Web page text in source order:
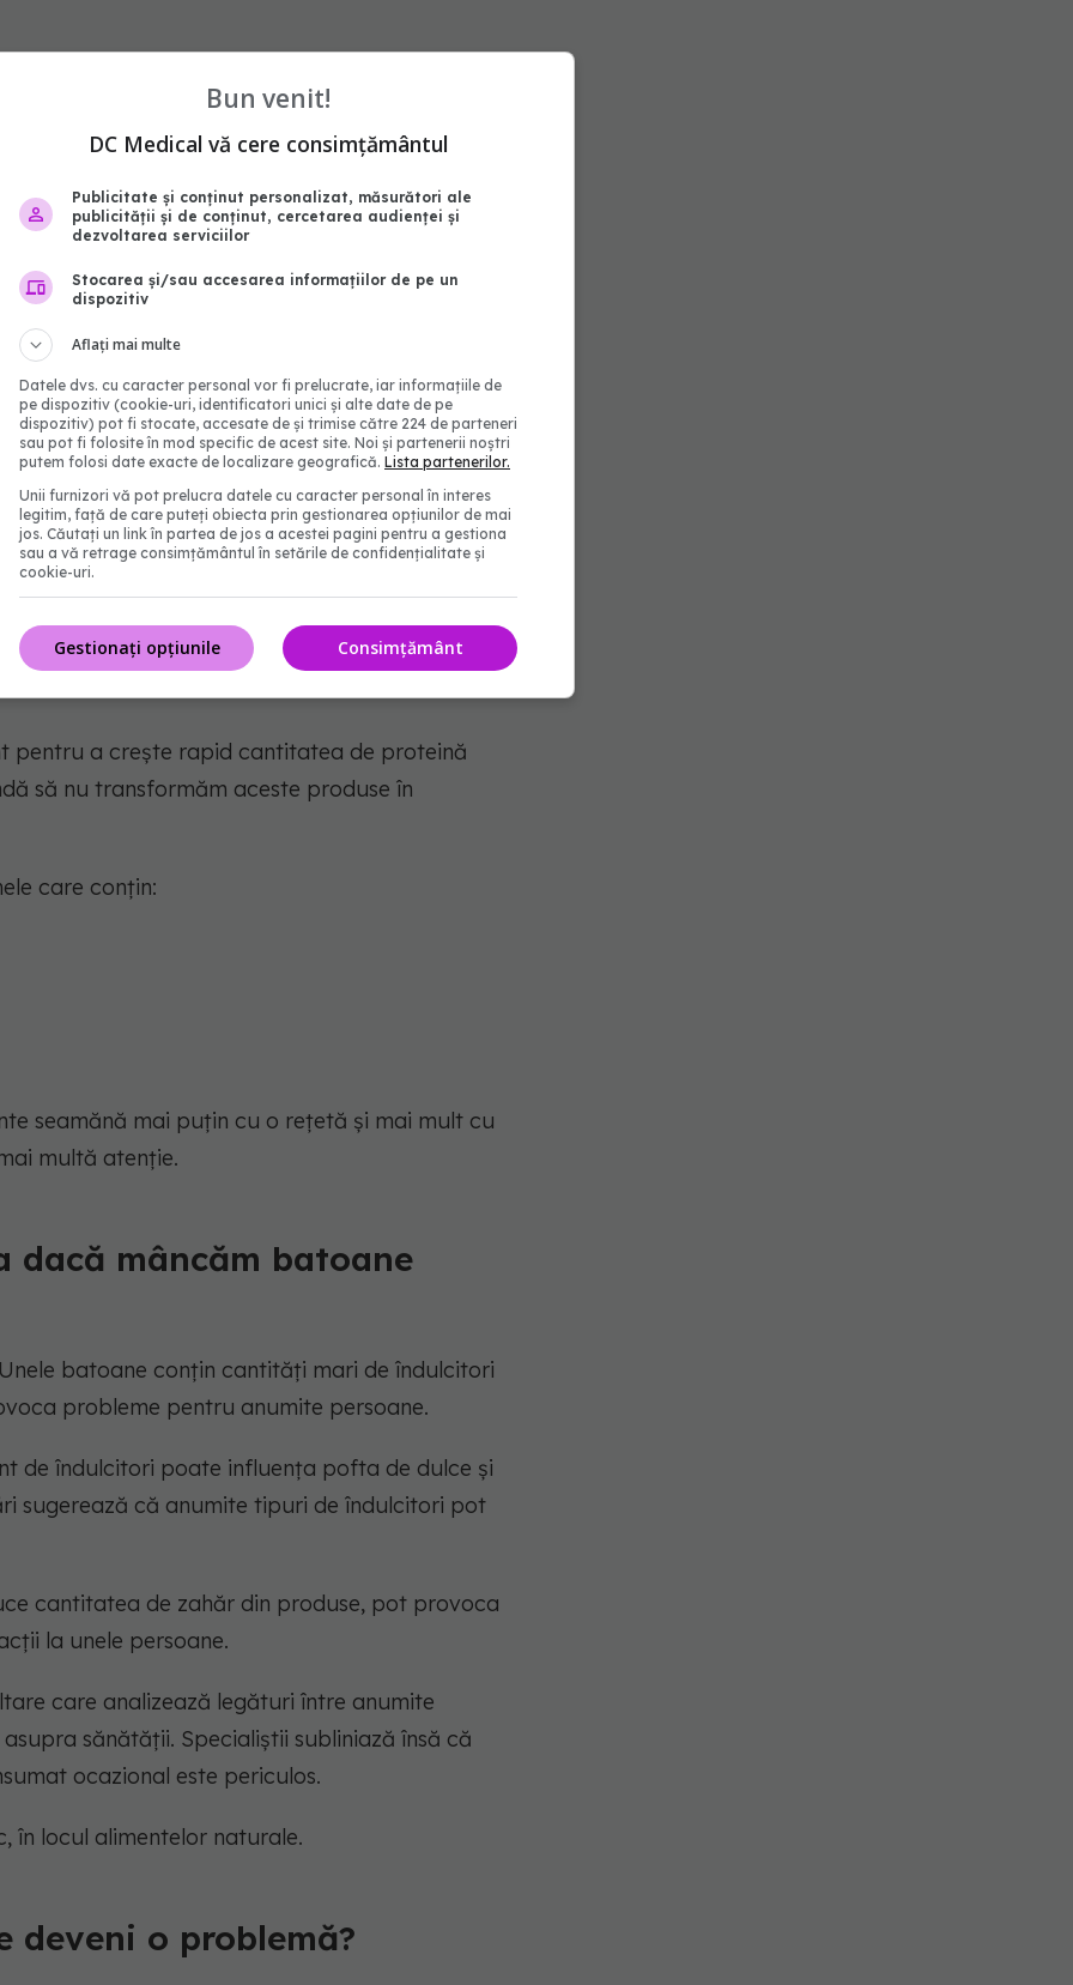
înlocuiește constant alimentele reale.
oferă întotdeauna aceiași nutrienți precum o
nuci sau leguminoase.
să căutăm pe etichetă?
cu o listă lungă de ingrediente complicate.
care conțin alimente recognoscibile:
forma lor naturală.
nu doar proteine izolate sau pulberi”,
pentru a crește rapid cantitatea de proteină
să nu transformăm aceste produse în
care conțin:
seamănă mai puțin cu o rețetă și mai mult cu
multă atenție.
dacă mâncăm batoane
batoane conțin cantități mari de îndulcitori
probleme pentru anumite persoane.
de îndulcitori poate influența pofta de dulce și
sugerează că anumite tipuri de îndulcitori pot
cantitatea de zahăr din produse, pot provoca
la unele persoane.
care analizează legături între anumite
sănătății. Specialiștii subliniază însă că
ocazional este periculos.
în locul alimentelor naturale.
deveni o problemă?
Bun venit!
DC Medical vă cere consimțământul
Publicitate și conținut personalizat, măsurători ale
publicității și de conținut, cercetarea audienței și
dezvoltarea serviciilor
Stocarea și/sau accesarea informațiilor de pe un
dispozitiv
Aflați mai multe
Datele dvs. cu caracter personal vor fi prelucrate, iar informațiile de
pe dispozitiv (cookie-uri, identificatori unici și alte date de pe
dispozitiv) pot fi stocate, accesate de și trimise către 224 de parteneri
sau pot fi folosite în mod specific de acest site. Noi și partenerii noștri
putem folosi date exacte de localizare geografică. Lista partenerilor.
Unii furnizori vă pot prelucra datele cu caracter personal în interes
legitim, față de care puteți obiecta prin gestionarea opțiunilor de mai
jos. Căutați un link în partea de jos a acestei pagini pentru a gestiona
sau a vă retrage consimțământul în setările de confidențialitate și
cookie-uri.
Consimțământ
Gestionați opțiunile